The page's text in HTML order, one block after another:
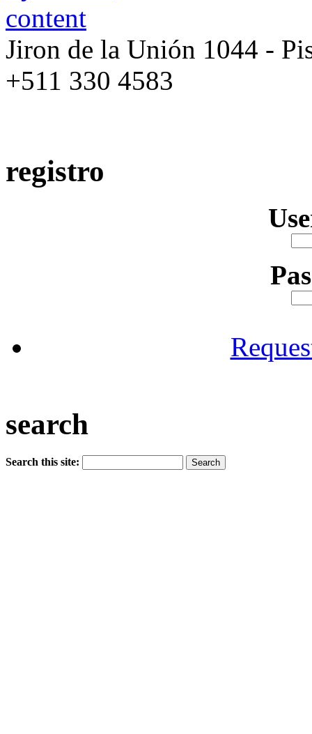
Jiron de la Unión 1044 -
+511 330 4583
registro
search
Search this site: